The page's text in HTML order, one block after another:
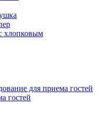
хлопковым
для приема гостей
гостей